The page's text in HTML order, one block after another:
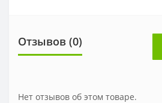
Отзывов (0)
Нет отзывов об этом товаре.